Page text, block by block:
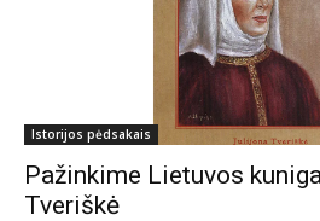
Istorijos pėdsakais
Pažinkime Lietuvos
Tveriškė